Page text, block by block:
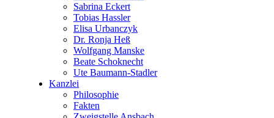
Sabrina Eckert
Tobias Hassler
Elisa Urbanczyk
Dr. Ronja Heß
Wolfgang Manske
Beate Schoknecht
Ute Baumann-Stadler
Kanzlei
Philosophie
Fakten